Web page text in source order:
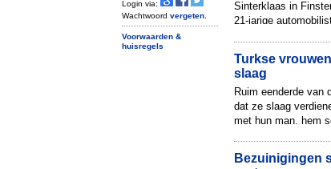
Login via:
Wachtwoord vergeten
Voorwaarden &
huisregels
Sinterklaas in
21-jarige
Turkse
slaag
Ruim eenderde van
dat ze slaag
met hun man, hem
Bezuinigingen